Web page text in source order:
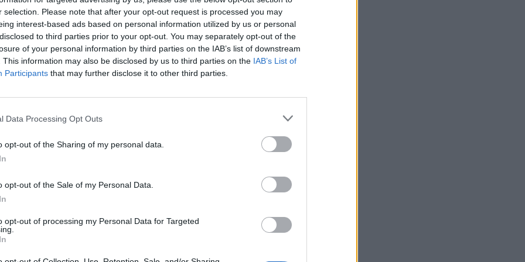
selection. Please note that after your opt-out request is processed you may
interest-based ads based on personal information utilized by us or personal
to third parties prior to your opt-out. You may separately opt-out of the
of your personal information by third parties on the IAB’s list of downstream
This information may also be disclosed by us to third parties on the IAB’s List of
Participants that may further disclose it to other third parties.
Data Processing Opt Outs
opt-out of the Sharing of my personal data.
opt-out of the Sale of my Personal Data.
opt-out of processing my Personal Data for Targeted